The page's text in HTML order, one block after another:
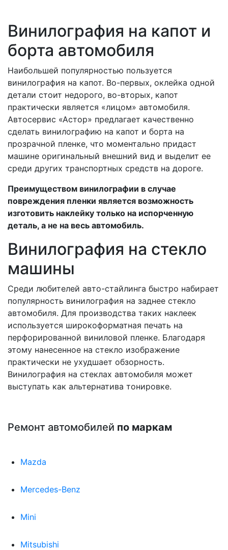
Винилография на капот и
борта автомобиля
Наибольшей популярностью пользуется
винилография на капот. Во-первых, оклейка одной
детали стоит недорого, во-вторых, капот
практически является «лицом» автомобиля.
Автосервис «Астор» предлагает качественно
сделать винилографию на капот и борта на
прозрачной пленке, что моментально придаст
машине оригинальный внешний вид и выделит ее
среди других транспортных средств на дороге.
Преимуществом винилографии в случае
повреждения пленки является возможность
изготовить наклейку только на испорченную
деталь, а не на весь автомобиль.
Винилография на стекло
машины
Среди любителей авто-стайлинга быстро набирает
популярность винилография на заднее стекло
автомобиля. Для производства таких наклеек
используется широкоформатная печать на
перфорированной виниловой пленке. Благодаря
этому нанесенное на стекло изображение
практически не ухудшает обзорность.
Винилография на стеклах автомобиля может
выступать как альтернатива тонировке.
Ремонт автомобилей по маркам
Mazda
Mercedes-Benz
Mini
Mitsubishi